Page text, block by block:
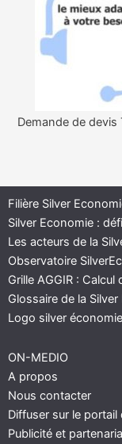
Demande de
Filière Silver
Silver Economie :
Les acteurs de la
Observatoire
Grille AGGIR :
Glossaire de la
Logo silver économie
ON-MEDIO
A propos
Nous contacter
Diffuser sur le portail
Publicité et